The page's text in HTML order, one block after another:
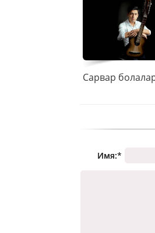
Имя:*